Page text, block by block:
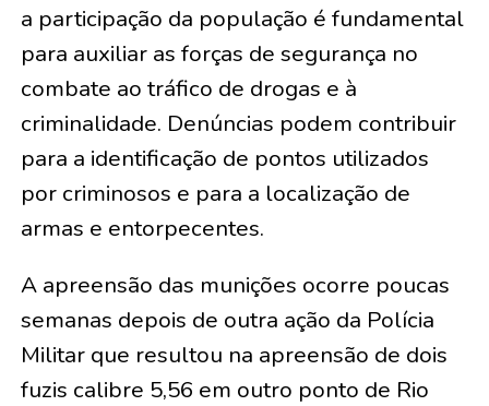
a participação da população é fundamental
para auxiliar as forças de segurança no
combate ao tráfico de drogas e à
criminalidade. Denúncias podem contribuir
para a identificação de pontos utilizados
por criminosos e para a localização de
armas e entorpecentes.
A apreensão das munições ocorre poucas
semanas depois de outra ação da Polícia
Militar que resultou na apreensão de dois
fuzis calibre 5,56 em outro ponto de Rio